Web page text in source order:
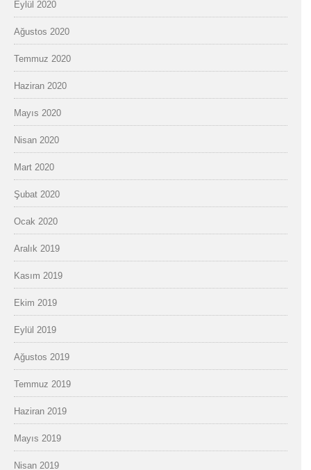
Eylül 2020
Ağustos 2020
Temmuz 2020
Haziran 2020
Mayıs 2020
Nisan 2020
Mart 2020
Şubat 2020
Ocak 2020
Aralık 2019
Kasım 2019
Ekim 2019
Eylül 2019
Ağustos 2019
Temmuz 2019
Haziran 2019
Mayıs 2019
Nisan 2019